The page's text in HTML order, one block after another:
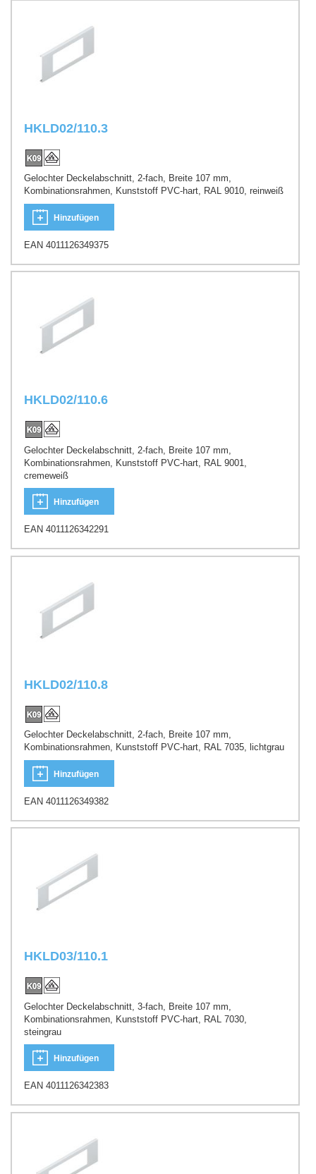
HKLD02/110.3
Gelochter Deckelabschnitt, 2-fach, Breite 107 mm,
Kombinationsrahmen, Kunststoff PVC-hart, RAL 9010, reinweiß
Hinzufügen
EAN 4011126349375
HKLD02/110.6
Gelochter Deckelabschnitt, 2-fach, Breite 107 mm,
Kombinationsrahmen, Kunststoff PVC-hart, RAL 9001,
cremeweiß
Hinzufügen
EAN 4011126342291
HKLD02/110.8
Gelochter Deckelabschnitt, 2-fach, Breite 107 mm,
Kombinationsrahmen, Kunststoff PVC-hart, RAL 7035, lichtgrau
Hinzufügen
EAN 4011126349382
HKLD03/110.1
Gelochter Deckelabschnitt, 3-fach, Breite 107 mm,
Kombinationsrahmen, Kunststoff PVC-hart, RAL 7030,
steingrau
Hinzufügen
EAN 4011126342383